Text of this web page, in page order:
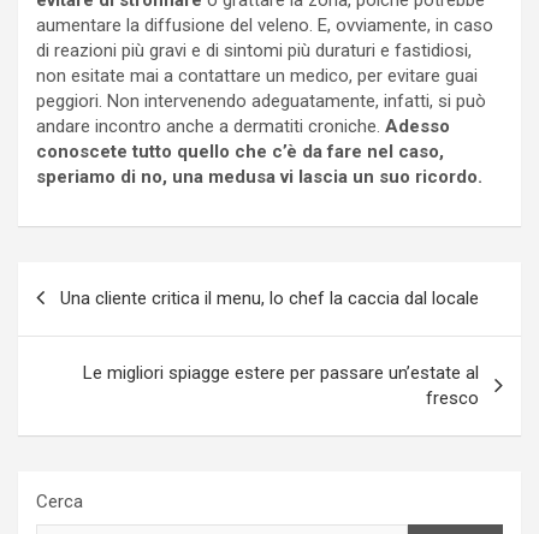
aumentare la diffusione del veleno. E, ovviamente, in caso
di reazioni più gravi e di sintomi più duraturi e fastidiosi,
non esitate mai a contattare un medico, per evitare guai
peggiori. Non intervenendo adeguatamente, infatti, si può
andare incontro anche a dermatiti croniche. Adesso
conoscete tutto quello che c’è da fare nel caso,
speriamo di no, una medusa vi lascia un suo ricordo.
Una cliente critica il menu, lo chef la caccia dal locale
Le migliori spiagge estere per passare un’estate al
fresco
Cerca